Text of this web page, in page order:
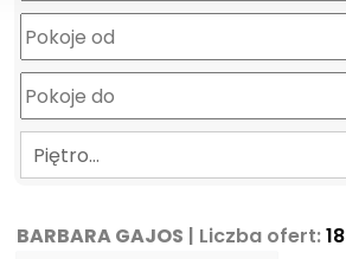
Piętro…
BARBARA GAJOS | Liczba ofert:18